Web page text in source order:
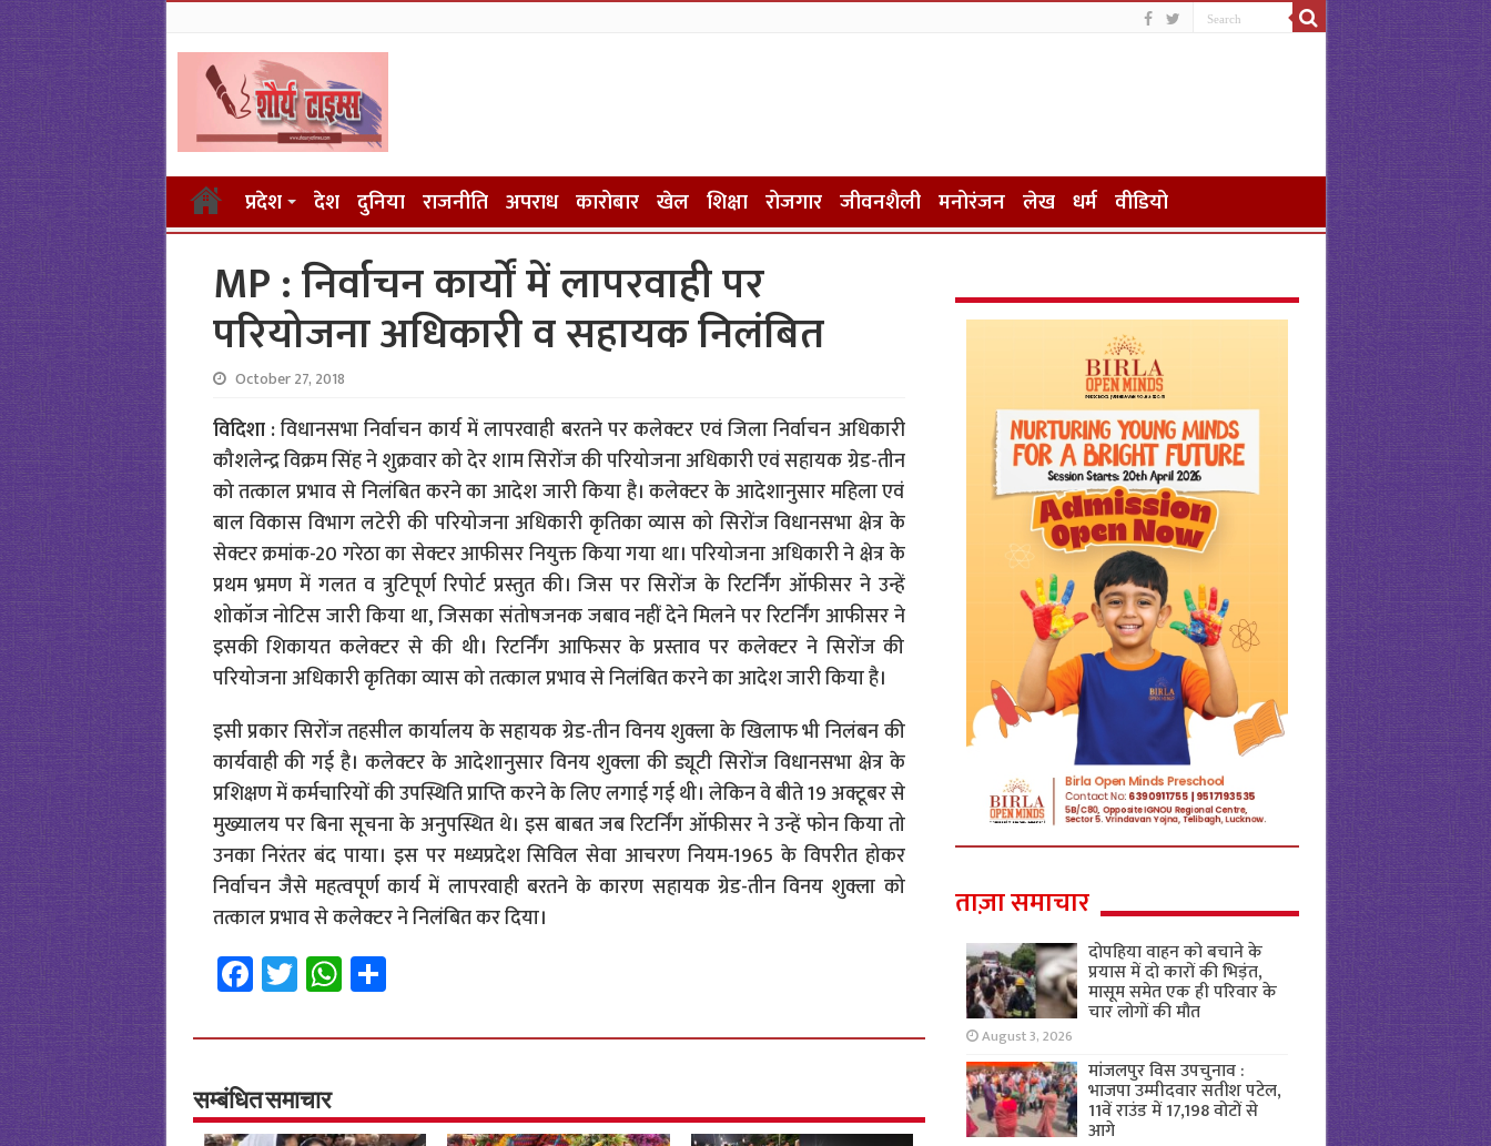
प्रदेश देश दुनिया राजनीति अपराध कारोबार खेल शिक्षा रोजगार जीवनशैली मनोरंजन लेख धर्म वीडियो
MP : निर्वाचन कार्यों में लापरवाही पर
परियोजना अधिकारी व सहायक निलंबित
October 27, 2018
विदिशा :विधानसभा निर्वाचन कार्य में लापरवाही बरतने पर कलेक्टर एवं जिला निर्वाचन अधिकारी
कौशलेन्द्र विक्रम सिंह ने शुक्रवार को देर शाम सिरोंज की परियोजना अधिकारी एवं सहायक ग्रेड-तीन
को तत्काल प्रभाव से निलंबित करने का आदेश जारी किया है। कलेक्टर के आदेशानुसार महिला एवं
बाल विकास विभाग लटेरी की परियोजना अधिकारी कृतिका व्यास को सिरोंज विधानसभा क्षेत्र के
सेक्टर क्रमांक-20 गरेठा का सेक्टर आफीसर नियुक्त किया गया था। परियोजना अधिकारी ने क्षेत्र के
प्रथम भ्रमण में गलत व त्रुटिपूर्ण रिपोर्ट प्रस्तुत की। जिस पर सिरोंज के रिटर्निंग ऑफीसर ने उन्हें
शोकॉज नोटिस जारी किया था, जिसका संतोषजनक जबाव नहीं देने मिलने पर रिटर्निंग आफीसर ने
इसकी शिकायत कलेक्टर से की थी। रिटर्निंग आफिसर के प्रस्ताव पर कलेक्टर ने सिरोंज की
परियोजना अधिकारी कृतिका व्यास को तत्काल प्रभाव से निलंबित करने का आदेश जारी किया है।
इसी प्रकार सिरोंज तहसील कार्यालय के सहायक ग्रेड-तीन विनय शुक्ला के खिलाफ भी निलंबन की
कार्यवाही की गई है। कलेक्टर के आदेशानुसार विनय शुक्ला की ड्यूटी सिरोंज विधानसभा क्षेत्र के
प्रशिक्षण में कर्मचारियों की उपस्थिति प्राप्ति करने के लिए लगाई गई थी। लेकिन वे बीते 19 अक्टूबर से
मुख्यालय पर बिना सूचना के अनुपस्थित थे। इस बाबत जब रिटर्निंग ऑफीसर ने उन्हें फोन किया तो
उनका निरंतर बंद पाया। इस पर मध्यप्रदेश सिविल सेवा आचरण नियम-1965 के विपरीत होकर
निर्वाचन जैसे महत्वपूर्ण कार्य में लापरवाही बरतने के कारण सहायक ग्रेड-तीन विनय शुक्ला को
तत्काल प्रभाव से कलेक्टर ने निलंबित कर दिया।
Fa
ce
b
o
o
T
wi
tt
er
W
h
at
p
S
h
ar
सम्बंधित समाचार
ताज़ा समाचार
दोपहिया वाहन को बचाने के
प्रयास में दो कारों की भिड़ंत,
मासूम समेत एक ही परिवार के
चार लोगों की मौत
August 3, 2026
मांजलपुर विस उपचुनाव :
भाजपा उम्मीदवार सतीश पटेल,
11वें राउंड में 17,198 वोटों से
आगे